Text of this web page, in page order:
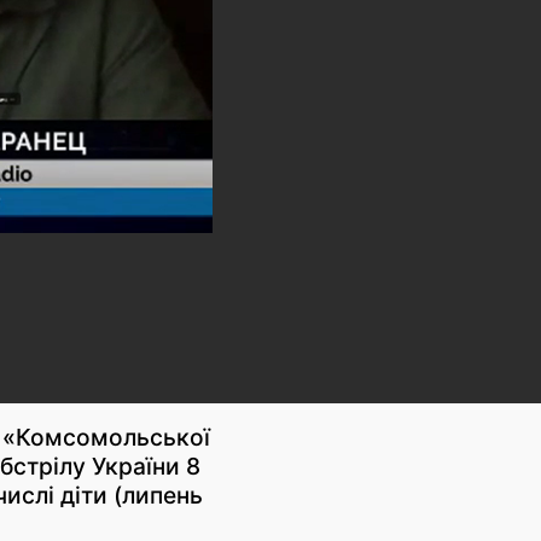
«Комсомольської
України 8
діти (липень